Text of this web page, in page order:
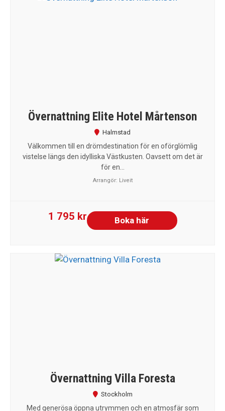
Övernattning Elite Hotel Mårtenson
Halmstad
Välkommen till en drömdestination för en oförglömlig
vistelse längs den idylliska Västkusten. Oavsett om det är
för en...
Arrangör: Liveit
1 795 kr Boka här
Övernattning Villa Foresta
Stockholm
Med generösa öppna utrymmen och en atmosfär som